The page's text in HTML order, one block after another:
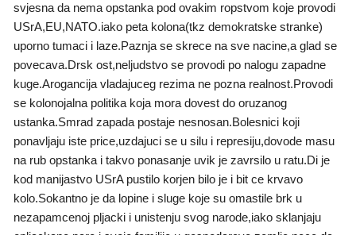
svjesna da nema opstanka pod ovakim ropstvom koje provodi
USrA,EU,NATO.iako peta kolona(tkz demokratske stranke)
uporno tumaci i laze.Paznja se skrece na sve nacine,a glad se
povecava.Drsk ost,neljudstvo se provodi po nalogu zapadne
kuge.Arogancija vladajuceg rezima ne pozna realnost.Provodi
se kolonojalna politika koja mora dovest do oruzanog
ustanka.Smrad zapada postaje nesnosan.Bolesnici koji
ponavljaju iste price,uzdajuci se u silu i represiju,dovode masu
na rub opstanka i takvo ponasanje uvik je zavrsilo u ratu.Di je
kod manijastvo USrA pustilo korjen bilo je i bit ce krvavo
kolo.Sokantno je da lopine i sluge koje su omastile brk u
nezapamcenoj pljacki i unistenju svog narode,iako sklanjaju